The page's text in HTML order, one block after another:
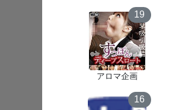
19
アロマ企画
16